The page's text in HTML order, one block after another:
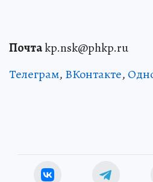
Почтаkp.nsk@phkp.ru
Телеграм, ВКонтакте,